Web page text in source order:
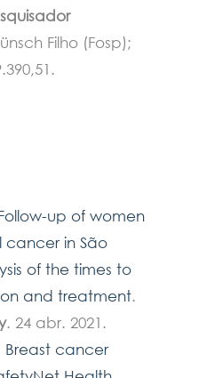
Filho (Fosp);
up of women
cancer in São
of the times to
and treatment.
. 24 abr. 2021.
Breast cancer